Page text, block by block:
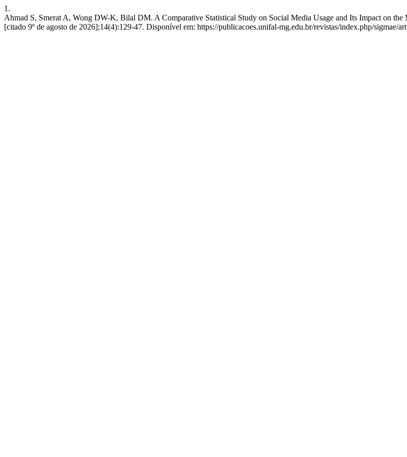
1.
Ahmad S, Smerat A, Wong DW-K, Bilal DM. A Comparative Statistical Study on Social Media Usage and Its Impact on
[citado 9º de agosto de 2026];14(4):129-47. Disponível em: https://publicacoes.unifal-mg.edu.br/revistas/index.php/sigmae/